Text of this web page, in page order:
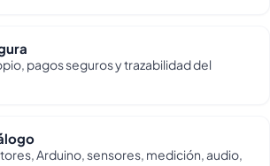
pagos seguros y trazabilidad del
Arduino, sensores, medición, audio,